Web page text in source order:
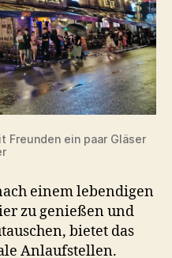
Freunden ein paar Gläser
einem lebendigen
zu genießen und
bietet das
Anlaufstellen.